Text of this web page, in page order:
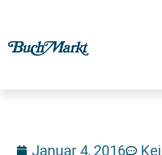
Januar 4, 2016